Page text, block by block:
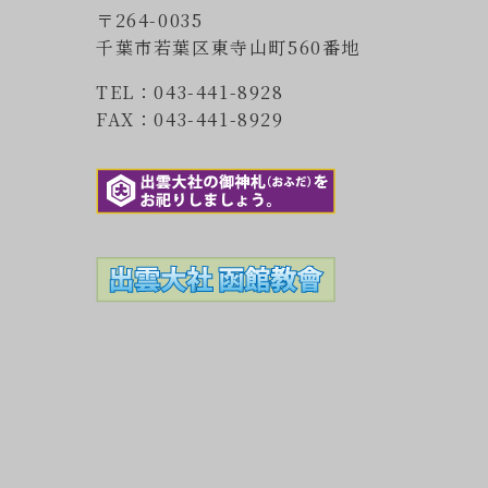
〒264-0035
千葉市若葉区東寺山町560番地
TEL：043-441-8928
FAX：043-441-8929